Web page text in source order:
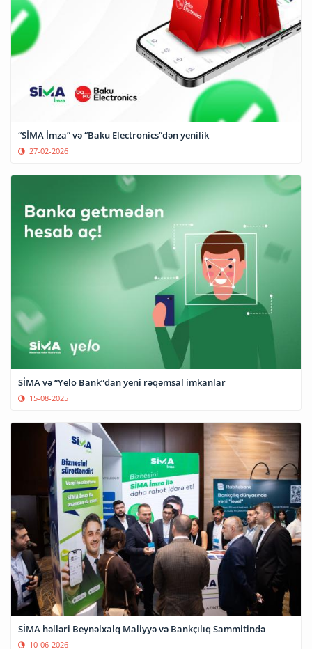
“SİMA İmza” və “Baku Electronics”dən yenilik
27-02-2026
SİMA və “Yelo Bank”dan yeni rəqəmsal imkanlar
15-08-2025
SİMA həlləri Beynəlxalq Maliyyə və Bankçılıq Sammitində
10-06-2026